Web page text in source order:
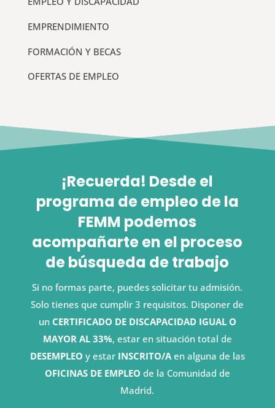
EMPRENDIMIENTO
FORMACIÓN Y BECAS
OFERTAS DE EMPLEO
¡Recuerda! Desde el
programa de empleo de la
FEMM podemos
acompañarte en el proceso
de búsqueda de trabajo
Si no formas parte, puedes solicitar tu admisión.
Solo tienes que cumplir 3 requisitos. Disponer de
un CERTIFICADO DE DISCAPACIDAD IGUAL O
MAYOR AL 33%, estar en situación total de
DESEMPLEO y estar INSCRITO/Aen alguna de las
OFICINAS DE EMPLEO de la Comunidad de
Madrid.